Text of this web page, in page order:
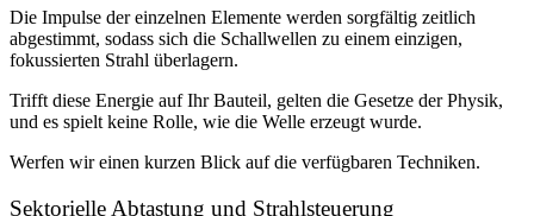
Die Impulse der einzelnen Elemente werden sorgfältig zeitlich
abgestimmt, sodass sich die Schallwellen zu einem einzigen,
fokussierten Strahl überlagern.
Trifft diese Energie auf Ihr Bauteil, gelten die Gesetze der Physik,
und es spielt keine Rolle, wie die Welle erzeugt wurde.
Werfen wir einen kurzen Blick auf die verfügbaren Techniken.
Sektorielle Abtastung und Strahlsteuerung